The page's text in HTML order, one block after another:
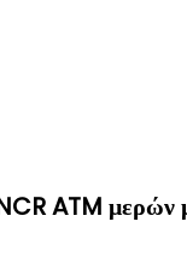
ATM μερών